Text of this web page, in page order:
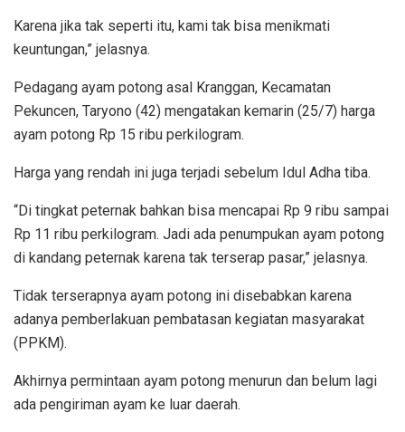
Karena jika tak seperti itu, kami tak bisa menikmati
keuntungan,” jelasnya.
Pedagang ayam potong asal Kranggan, Kecamatan
Pekuncen, Taryono (42) mengatakan kemarin (25/7) harga
ayam potong Rp 15 ribu perkilogram.
Harga yang rendah ini juga terjadi sebelum Idul Adha tiba.
“Di tingkat peternak bahkan bisa mencapai Rp 9 ribu sampai
Rp 11 ribu perkilogram. Jadi ada penumpukan ayam potong
di kandang peternak karena tak terserap pasar,” jelasnya.
Tidak terserapnya ayam potong ini disebabkan karena
adanya pemberlakuan pembatasan kegiatan masyarakat
(PPKM).
Akhirnya permintaan ayam potong menurun dan belum lagi
ada pengiriman ayam ke luar daerah.